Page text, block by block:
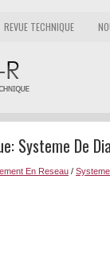
REVUE TECHNIQUE
Systeme De
En Reseau /